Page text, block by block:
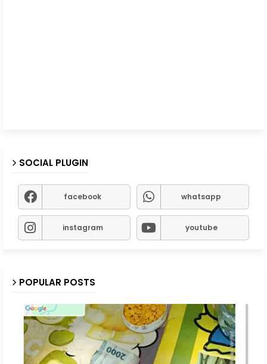
SOCIAL PLUGIN
facebook whatsapp
instagram youtube
POPULAR POSTS